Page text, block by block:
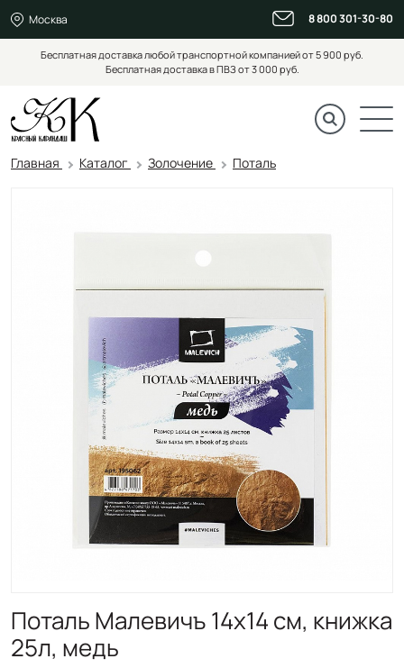
Москва 8 800 301-30-80
Бесплатная доставка любой транспортной компанией от 5 900 руб.
Бесплатная доставка в ПВЗ от 3 000 руб.
Главная Каталог Золочение Поталь
Поталь Малевичъ 14х14 см, книжка
25л, медь